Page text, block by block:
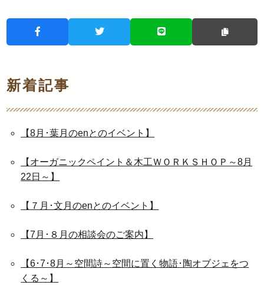
新着記事
【8月･葉月のenとのイベント】
【オーガニックペイント＆木工ＷＯＲＫＳＨＯＰ～8月
22日～】
【７月･文月のenとのイベント】
【7月･８月の相談会のご案内】
【6･7･8月～空間詩～空間に置く物語･陶オブジェをつ
くる～】